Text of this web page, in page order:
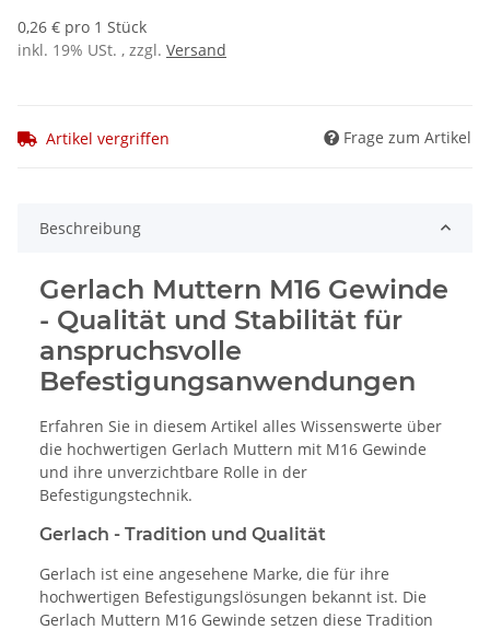
0,26 € pro 1 Stück
inkl. 19% USt. , zzgl. Versand
Artikel vergriffen Frage zum Artikel
Beschreibung
Gerlach Muttern M16 Gewinde
- Qualität und Stabilität für
anspruchsvolle
Befestigungsanwendungen
Erfahren Sie in diesem Artikel alles Wissenswerte über
die hochwertigen Gerlach Muttern mit M16 Gewinde
und ihre unverzichtbare Rolle in der
Befestigungstechnik.
Gerlach - Tradition und Qualität
Gerlach ist eine angesehene Marke, die für ihre
hochwertigen Befestigungslösungen bekannt ist. Die
Gerlach Muttern M16 Gewinde setzen diese Tradition